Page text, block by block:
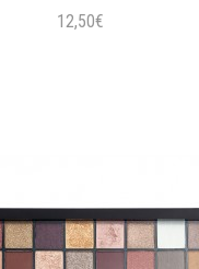
12,50€